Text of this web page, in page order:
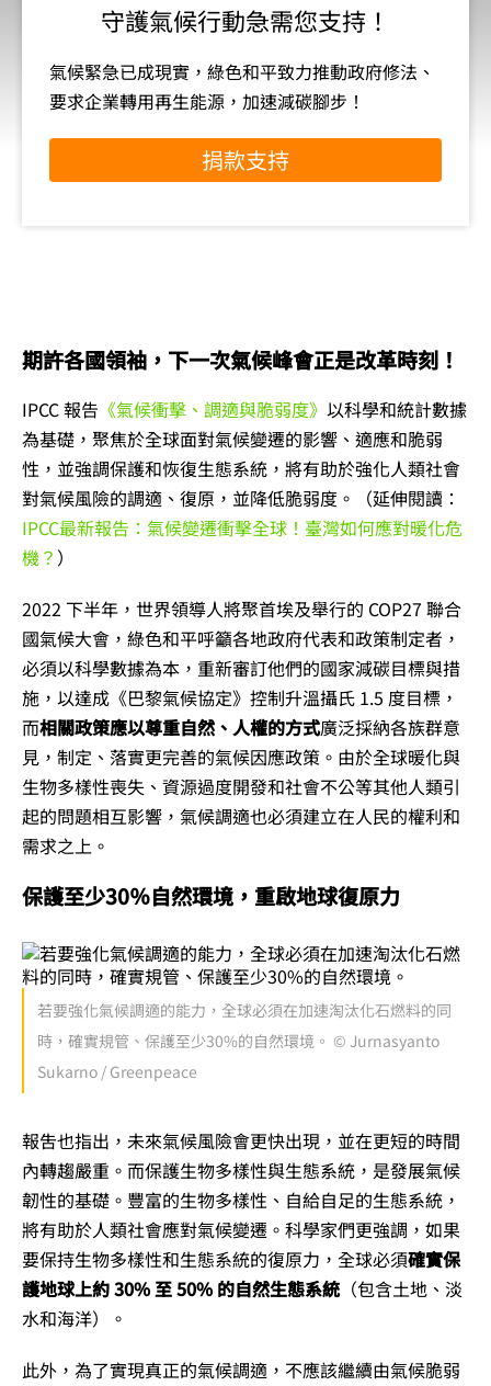
守護氣候行動急需您支持！
氣候緊急已成現實，綠色和平致力推動政府修法、
要求企業轉用再生能源，加速減碳腳步！
捐款支持
期許各國領袖，下一次氣候峰會正是改革時刻！
IPCC 報告 《氣候衝擊、調適與脆弱度》 以科學和統計數據
為基礎，聚焦於全球面對氣候變遷的影響、適應和脆弱
性，並強調保護和恢復生態系統，將有助於強化人類社會
對氣候風險的調適、復原，並降低脆弱度。（延伸閱讀：
IPCC最新報告：氣候變遷衝擊全球！臺灣如何應對暖化危
機？ ）
2022 下半年，世界領導人將聚首埃及舉行的 COP27 聯合
國氣候大會，綠色和平呼籲各地政府代表和政策制定者，
必須以科學數據為本，重新審訂他們的國家減碳目標與措
施，以達成《巴黎氣候協定》控制升溫攝氏 1.5 度目標，
而相關政策應以尊重自然、人權的方式廣泛採納各族群意
見，制定、落實更完善的氣候因應政策。由於全球暖化與
生物多樣性喪失、資源過度開發和社會不公等其他人類引
起的問題相互影響，氣候調適也必須建立在人民的權利和
需求之上。
保護至少30％自然環境，重啟地球復原力
若要強化氣候調適的能力，全球必須在加速淘汰化石燃料的同
時，確實規管、保護至少30%的自然環境。 © Jurnasyanto
Sukarno / Greenpeace
報吿也指出，未來氣候風險會更快出現，並在更短的時間
內轉趨嚴重。而保護生物多樣性與生態系統，是發展氣候
韌性的基礎。豐富的生物多樣性、自給自足的生態系統，
將有助於人類社會應對氣候變遷。科學家們更強調，如果
要保持生物多樣性和生態系統的復原力，全球必須確實保
護地球上約 30% 至 50% 的自然生態系統 （包含土地、淡
水和海洋）。
此外，為了實現真正的氣候調適，不應該繼續由氣候脆弱